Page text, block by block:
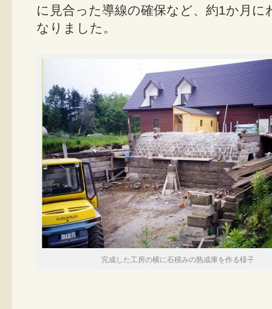
に見合った導線の確保など、約1か月に
なりました。
完成した工房の横に石積みの熟成庫を作る様子